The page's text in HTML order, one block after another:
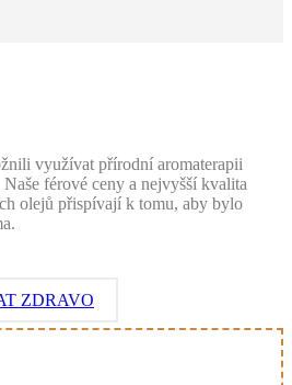
využívat přírodní aromaterapii
férové ceny a nejvyšší kvalita
olejů přispívají k tomu, aby bylo
ZDRAVO